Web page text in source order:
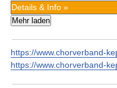
Details & Info »
Mehr laden
https://www.chorverband-
https://www.chorverband-